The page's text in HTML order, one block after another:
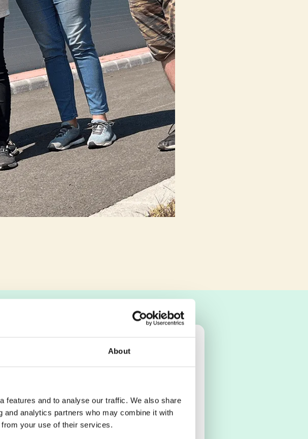
About
features and to analyse our traffic. We also share
analytics partners who may combine it with
from your use of their services.
JÁTÉKAINK!